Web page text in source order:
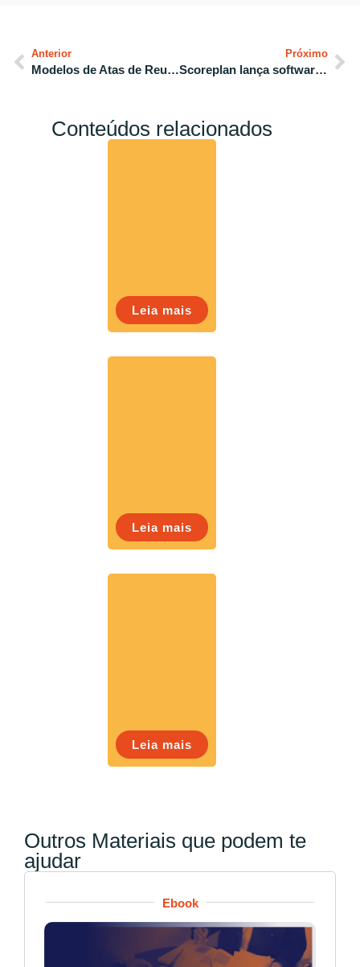
Anterior
Modelos de Atas de Reuniões: exemplos prontos e como usar IA para automatizar
Próximo
Scoreplan lança software de reuniões para disputar com gigantes da Europa e do Vale do Silício
Conteúdos relacionados
Leia mais
Leia mais
Leia mais
Outros Materiais que podem te
ajudar
Ebook